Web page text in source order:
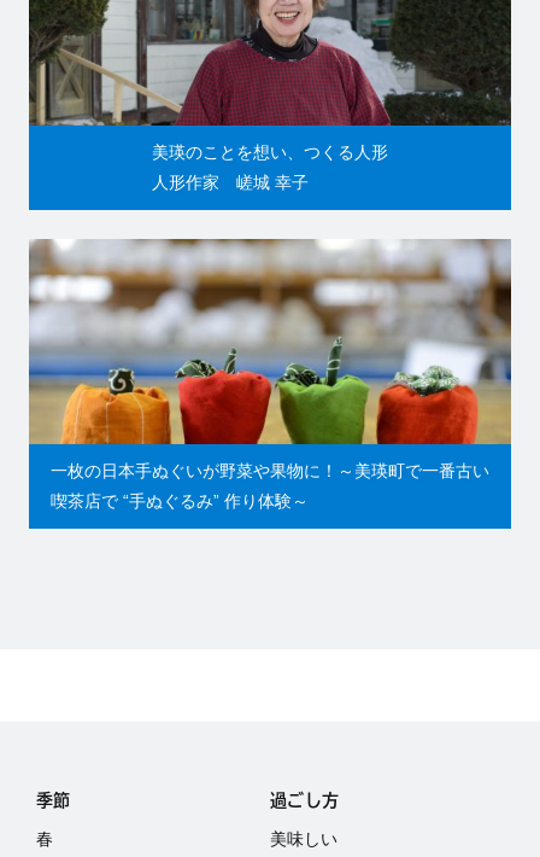
美瑛のことを想い、つくる人形
人形作家 嵯城 幸子
一枚の日本手ぬぐいが野菜や果物に！～美瑛町で一番古い
喫茶店で “手ぬぐるみ” 作り体験～
季節
春
過ごし方
美味しい